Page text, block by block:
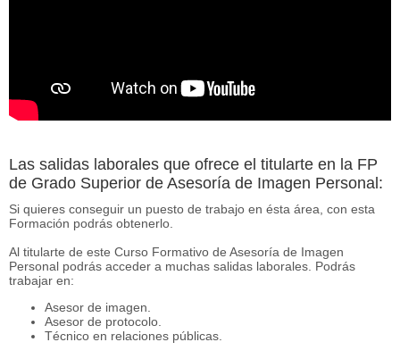
Las salidas laborales que ofrece el titularte en la FP
de Grado Superior de Asesoría de Imagen Personal:
Si quieres conseguir un puesto de trabajo en ésta área, con esta
Formación podrás obtenerlo.
Al titularte de este Curso Formativo de Asesoría de Imagen
Personal podrás acceder a muchas salidas laborales. Podrás
trabajar en:
Asesor de imagen.
Asesor de protocolo.
Técnico en relaciones públicas.